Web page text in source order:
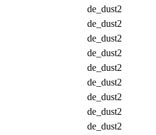
de_dust2
de_dust2
de_dust2
de_dust2
de_dust2
de_dust2
de_dust2
de_dust2
de_dust2